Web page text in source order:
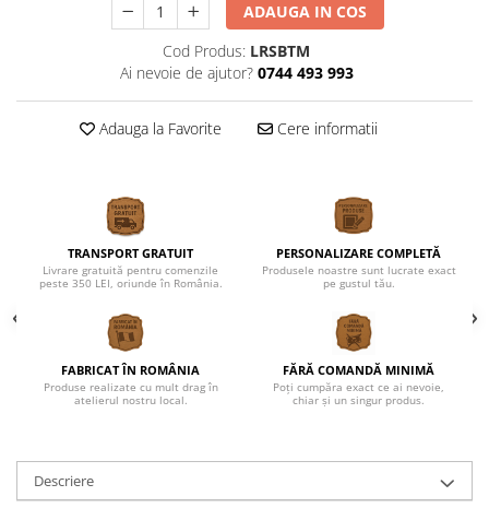
Accesorii botez
Mărturii
Pachete cadou Craciun
Decoratiuni Paste
Valentines Day
Cadouri indragostiti
1-8 Martie
Scoala/Absolvire
Bucataria LemnoRed
Tocatoare si ustensile
ADAUGA IN COS
Cod Produs: LRSBTM
Ai nevoie de ajutor? 0744 493 993
Adauga la Favorite Cere informatii
TRANSPORT GRATUIT
Livrare gratuită pentru comenzile
peste 350 LEI, oriunde în România.
PERSONALIZARE COMPLETĂ
Produsele noastre sunt lucrate exact
pe gustul tău.
FABRICAT ÎN ROMÂNIA
Produse realizate cu mult drag în
atelierul nostru local.
FĂRĂ COMANDĂ MINIMĂ
Poți cumpăra exact ce ai nevoie,
chiar și un singur produs.
Descriere